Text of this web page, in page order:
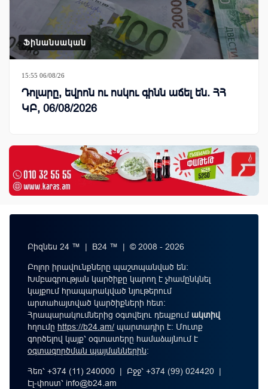
Ֆինանսական
15:55 06/08/26
Դոլարը, եվրոն ու ոսկու գինն աճել են. ՀՀ
ԿԲ, 06/08/2026
Բիզնես 24 ™ | B24 ™ | © 2008 - 2026
Բոլոր իրավունքները պաշտպանված են:
Խմբագրության կարծիքը կարող է չհամընկնել
կայքում հրապարակված նյութերում
արտահայտված կարծիքների հետ:
Հրապարակումներից օգտվելու դեպքումակտիվ
հղումը https://b24.am/ պարտադիր է: Մուտք
գործելով կայք՝ օգտատերը համաձայնում է
օգտագործման պայմաններին։
Հեռ՝ +374 (11) 240000 | Բջջ՝ +374 (99) 024420 |
Էլ-փոստ՝ info@b24.am